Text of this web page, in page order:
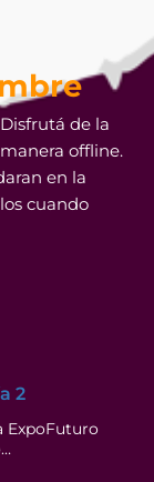
de la
offline.
en la
cuando
2
ExpoFuturo